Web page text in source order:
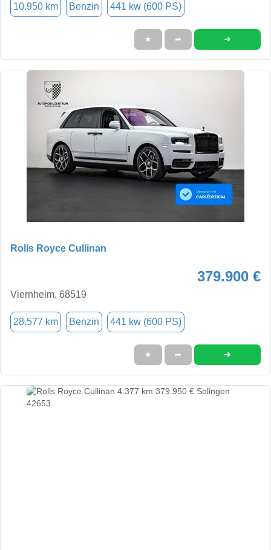
10.950 km Benzin 441 kw (600 PS)
★ ➦ ➜
Rolls Royce Cullinan
379.900 €
Viernheim, 68519
28.577 km Benzin 441 kw (600 PS)
★ ➦ ➜